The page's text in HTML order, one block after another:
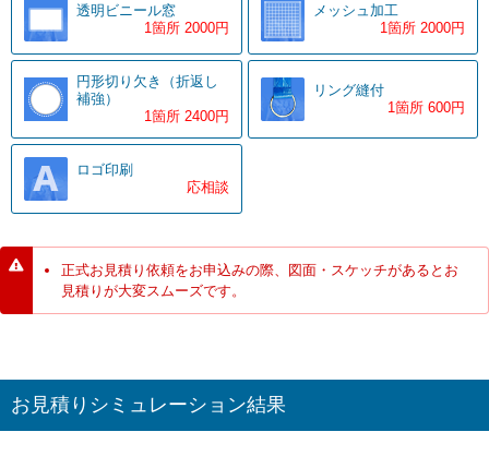
透明ビニール窓
1箇所 2000円
メッシュ加工
1箇所 2000円
円形切り欠き（折返し
補強）
1箇所 2400円
リング縫付
1箇所 600円
ロゴ印刷
応相談
正式お見積り依頼をお申込みの際、図面・スケッチがあるとお
見積りが大変スムーズです。
お見積りシミュレーション結果